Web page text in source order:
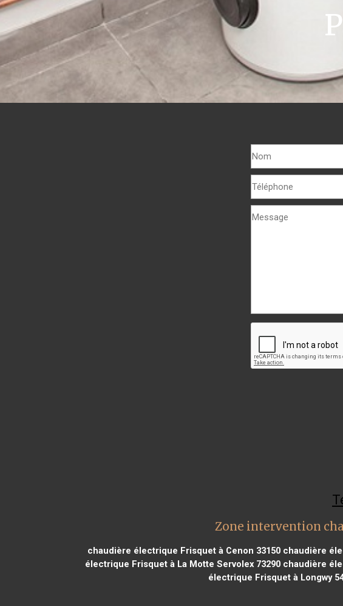
Zone intervention
chaudière électrique Frisquet à Cenon 33150 chaudière
électrique Frisquet à La Motte Servolex 73290chaudière
électrique Frisquet à Longwy